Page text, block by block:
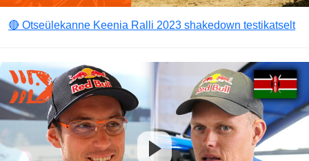
🔴 Otseülekanne Keenia Ralli 2023 shakedown testikatselt